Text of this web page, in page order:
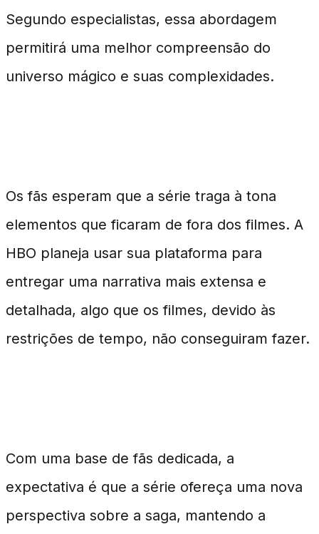
Segundo especialistas, essa abordagem
permitirá uma melhor compreensão do
universo mágico e suas complexidades.
Os fãs esperam que a série traga à tona
elementos que ficaram de fora dos filmes. A
HBO planeja usar sua plataforma para
entregar uma narrativa mais extensa e
detalhada, algo que os filmes, devido às
restrições de tempo, não conseguiram fazer.
Com uma base de fãs dedicada, a
expectativa é que a série ofereça uma nova
perspectiva sobre a saga, mantendo a